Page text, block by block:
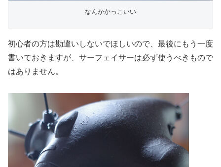
なんかかっこいい
初心者の方は勘違いしないでほしいので、最後にもう一度
書いておきますが、サーフェイサーは必ず使うべきもので
はありません。